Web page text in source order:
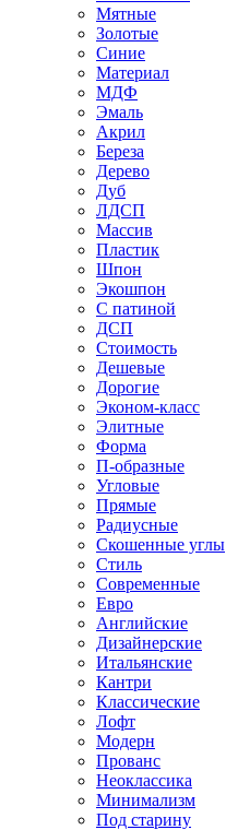
Мятные
Золотые
Синие
Материал
МДФ
Эмаль
Акрил
Береза
Дерево
Дуб
ЛДСП
Массив
Пластик
Шпон
Экошпон
С патиной
ДСП
Стоимость
Дешевые
Дорогие
Эконом-класс
Элитные
Форма
П-образные
Угловые
Прямые
Радиусные
Скошенные углы
Стиль
Современные
Евро
Английские
Дизайнерские
Итальянские
Кантри
Классические
Лофт
Модерн
Прованс
Неоклассика
Минимализм
Под старину